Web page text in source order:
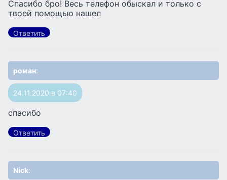
Спасибо бро! Весь телефон обыскал и только с
твоей помощью нашел
Ответить
роман:
24.11.2020 в 07:40
спасибо
Ответить
Nick: